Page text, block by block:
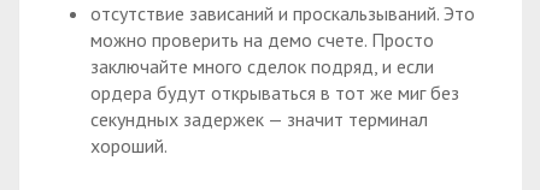
отсутствие зависаний и проскальзываний. Это
можно проверить на демо счете. Просто
заключайте много сделок подряд, и если
ордера будут открываться в тот же миг без
секундных задержек — значит терминал
хороший.